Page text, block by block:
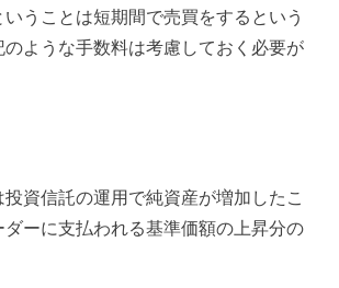
うことは短期間で売買をするという
のような手数料は考慮しておく必要が
投資信託の運用で純資産が増加したこ
ダーに支払われる基準価額の上昇分の